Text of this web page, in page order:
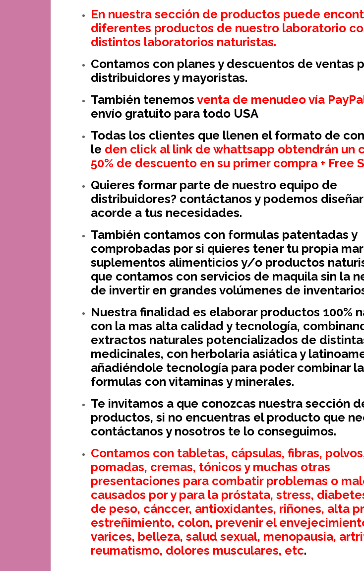
En nuestra sección de productos puede
diferentes productos de nuestro laboratorio
distintos laboratorios naturistas.
Contamos con planes y descuentos de ventas
distribuidores y mayoristas.
También tenemos venta de menudeo vía
envío gratuito para todo USA
Todas los clientes que llenen el formato de
le den click al link de whattsapp obtendrán un
50% de descuento en su primer compra + Free
Quieres formar parte de nuestro equipo de
distribuidores? contáctanos y podemos
acorde a tus necesidades.
También contamos con formulas patentadas y
comprobadas por si quieres tener tu propia
suplementos alimenticios y/o productos
que contamos con servicios de maquila sin la
de invertir en grandes volúmenes de
Nuestra finalidad es elaborar productos 100%
con la mas alta calidad y tecnología,
extractos naturales potencializados de
medicinales, con herbolaria asiática y
añadiéndole tecnología para poder combinar
formulas con vitaminas y minerales.
Te invitamos a que conozcas nuestra sección
productos, si no encuentras el producto que
contáctanos y nosotros te lo conseguimos.
Contamos con tabletas, cápsulas, fibras,
pomadas, cremas, tónicos y muchas otras
presentaciones para combatir problemas o
causados por y para la próstata, stress,
de peso, cánccer, antioxidantes, riñones, alta
estreñimiento, colon, prevenir el
varices, belleza, salud sexual, menopausia,
reumatismo, dolores musculares, etc.